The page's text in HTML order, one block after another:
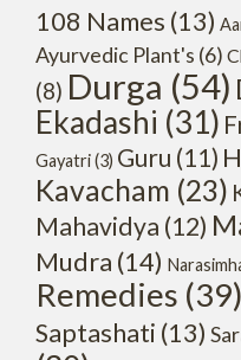
108 Names (13)
Ayurvedic Plant's (6)
(8) Durga (54)
Ekadashi (31)
Gayatri(3) Guru (11)
Kavacham (23)
Mahavidya (12)
Mudra (14)
Remedies (39)
Saptashati (13)